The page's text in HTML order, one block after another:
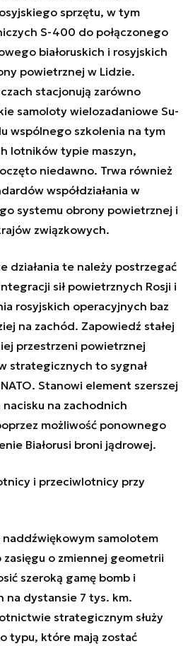
sprzętu, w tym
S-400 do połączonego
białoruskich i rosyjskich
powietrznej w Lidzie.
stacjonują zarówno
samoloty wielozadaniowe Su-
wspólnego szkolenia na tym
lotników typie maszyn,
niedawno. Trwa również
współdziałania w
systemu obrony powietrznej i
związkowych.
działania te należy postrzegać
sił powietrznych Rosji i
rosyjskich operacyjnych baz
na zachód. Zapowiedź stałej
przestrzeni powietrznej
strategicznych to sygnał
Stanowi element szerszej
na zachodnich
możliwość ponownego
Białorusi broni jądrowej.
i przeciwlotnicy przy
samolotem
o zmiennej geometrii
szeroką gamę bomb i
na dystansie 7 tys. km.
strategicznym służy
typu, które mają zostać